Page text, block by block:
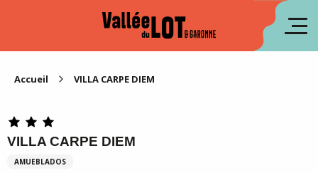
Accueil VILLA CARPE DIEM
VILLA CARPE DIEM
AMUEBLADOS